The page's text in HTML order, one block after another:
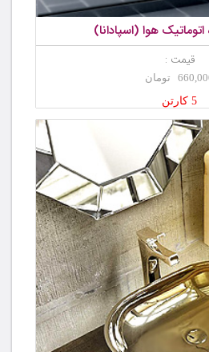
هوا (اسپادانا)
قیمت :
تومان
5 کارتن